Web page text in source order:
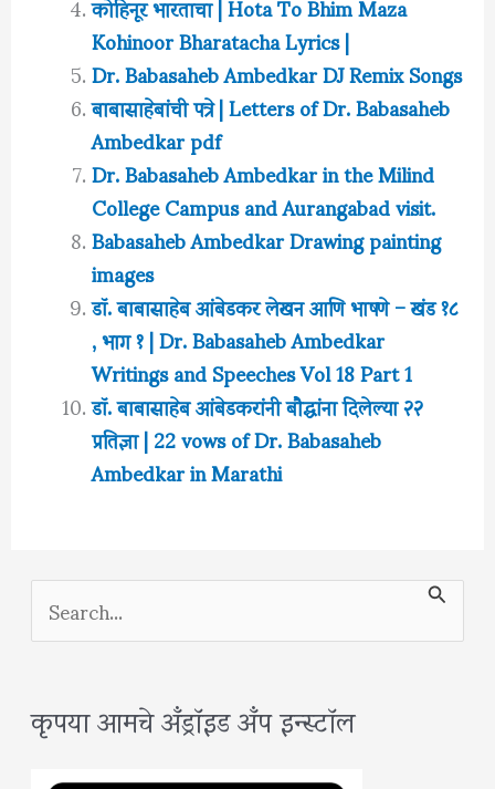
Kohinoor Bharatacha Lyrics |
Dr. Babasaheb Ambedkar DJ Remix Songs
बाबासाहेबांची पत्रे | Letters of Dr. Babasaheb
Ambedkar pdf
Dr. Babasaheb Ambedkar in the Milind
College Campus and Aurangabad visit.
Babasaheb Ambedkar Drawing painting
images
डॉ. बाबासाहेब आंबेडकर लेखन आणि भाषणे – खंड १८
, भाग १ | Dr. Babasaheb Ambedkar
Writings and Speeches Vol 18 Part 1
डॉ. बाबासाहेब आंबेडकरांनी बौद्धांना दिलेल्या २२
प्रतिज्ञा | 22 vows of Dr. Babasaheb
Ambedkar in Marathi
S
e
r
c
कृपया आमचे अँड्रॉइड अँप इन्स्टॉल